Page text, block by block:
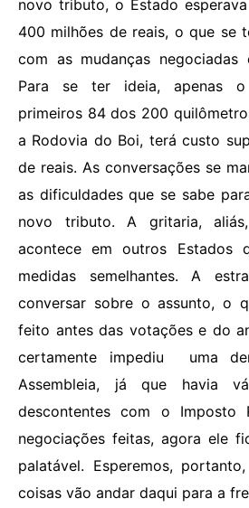
novo tributo, o Estado
400 milhões de reais, o que se
com as mudanças negociadas
Para se ter ideia, apenas o
primeiros 84 dos 200
a Rodovia do Boi, terá custo
de reais. As conversações se
as dificuldades que se sabe
novo tributo. A gritaria,
acontece em outros Estados
medidas semelhantes. A
conversar sobre o assunto, o
feito antes das votações e do
certamente impediu uma
Assembleia, já que havia
descontentes com o Imposto
negociações feitas, agora ele
palatável. Esperemos,
coisas vão andar daqui para a